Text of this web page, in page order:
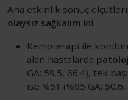
Ana etkinlik sonuç
olaysız sağkalım idi.
Kemoterapi ile
alan hastalarda
GA: 59.5, 66.4), tek
ise %51 (%95 GA: